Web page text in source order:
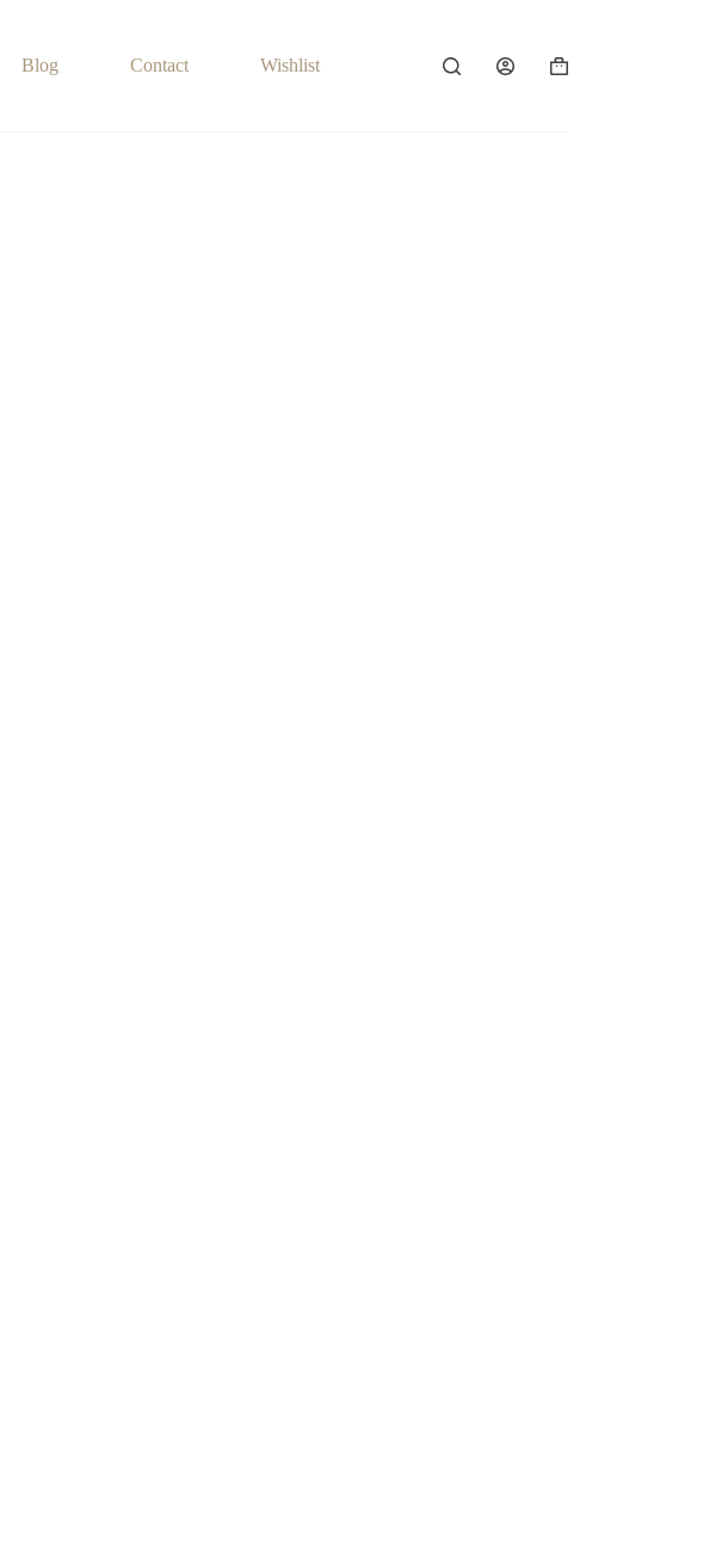
Blog Contact Wishlist Carrello